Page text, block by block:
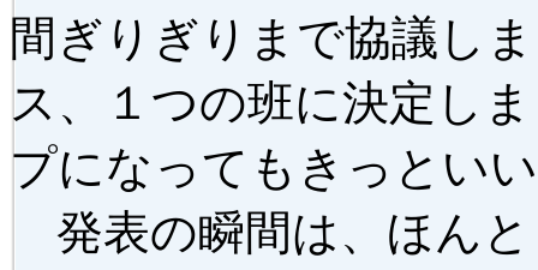
間ぎりぎりまで協議し
ス、１つの班に決定し
プになってもきっとい
発表の瞬間は、ほん